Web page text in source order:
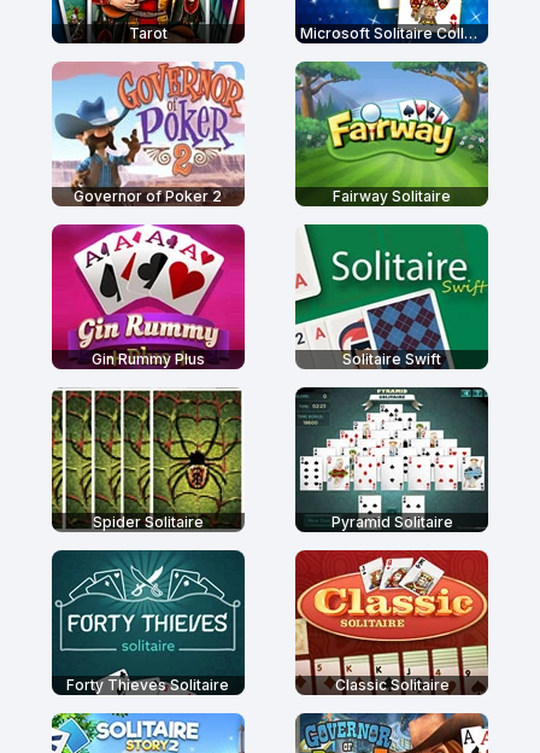
Tarot Microsoft Solitaire Collection
Governor of Poker 2 Fairway Solitaire
Gin Rummy Plus Solitaire Swift
Spider Solitaire Pyramid Solitaire
Forty Thieves Solitaire Classic Solitaire